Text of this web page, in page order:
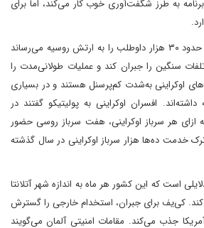
به طرز شگفت‌آوری خوب کار می‌کند، اما برای
این ماشین استخدام ماهانه حدود ۳۰ هزار داوطلب را به ارتش روسیه می‌رساند
سنگین را جبران کند و عملیات طولانی‌مدت را
اوکراینی به‌شدت کم‌پرسنل هستند و در بسیاری
افسران اوکراینی به پولیتیکو گفتند در
هر سرباز اوکراینی، هفت سرباز روسی حضور
خدمت ده‌ها هزار سرباز اوکراینی در سال گذشته
است که این کشور هر ماه به اندازه شهر آتلانتا
کی‌یف برای جبران، استخدام خارجی را گسترش
آمریکا جذب می‌کند. مقامات امنیتی آلمان می‌گویند